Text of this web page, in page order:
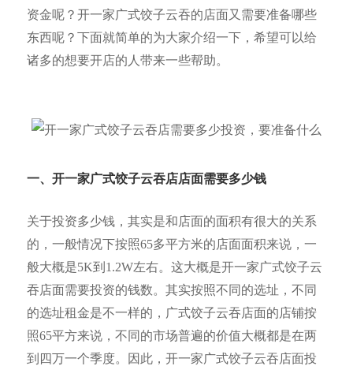
资金呢？开一家广式饺子云吞的店面又需要准备哪些
东西呢？下面就简单的为大家介绍一下，希望可以给
诸多的想要开店的人带来一些帮助。
一、开一家广式饺子云吞店店面需要多少钱
关于投资多少钱，其实是和店面的面积有很大的关系
的，一般情况下按照65多平方米的店面面积来说，一
般大概是5K到1.2W左右。这大概是开一家广式饺子云
吞店面需要投资的钱数。其实按照不同的选址，不同
的选址租金是不一样的，广式饺子云吞店面的店铺按
照65平方来说，不同的市场普遍的价值大概都是在两
到四万一个季度。因此，开一家广式饺子云吞店面投